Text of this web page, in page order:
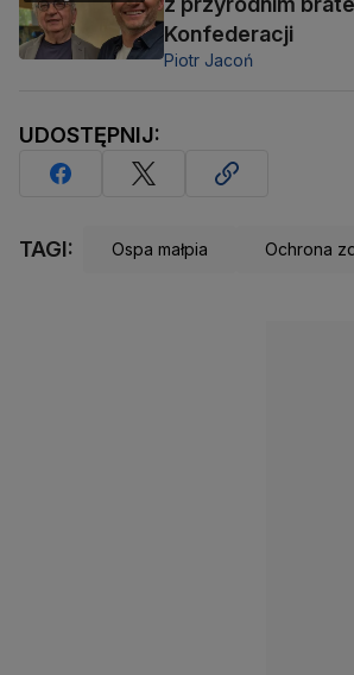
Konfederacji
Piotr Jacoń
UDOSTĘPNIJ:
TAGI: Ospa małpia Ochrona